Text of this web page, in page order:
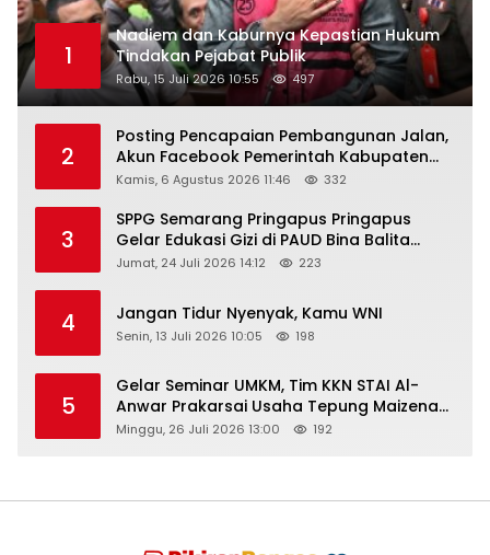
1
Nadiem dan Kaburnya Kepastian Hukum
Tindakan Pejabat Publik
Rabu, 15 Juli 2026 10:55 497
2
Posting Pencapaian Pembangunan Jalan,
Akun Facebook Pemerintah Kabupaten
Rembang “Dirujak” Warganet
Kamis, 6 Agustus 2026 11:46 332
3
SPPG Semarang Pringapus Pringapus
Gelar Edukasi Gizi di PAUD Bina Balita
Peringati Hari Anak Nasional 2026
Jumat, 24 Juli 2026 14:12 223
4 Jangan Tidur Nyenyak, Kamu WNI
Senin, 13 Juli 2026 10:05 198
5
Gelar Seminar UMKM, Tim KKN STAI Al-
Anwar Prakarsai Usaha Tepung Maizena
di Logung
Minggu, 26 Juli 2026 13:00 192